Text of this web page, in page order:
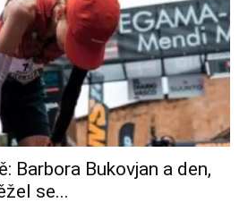
Barbora Bukovjan a den,
se...